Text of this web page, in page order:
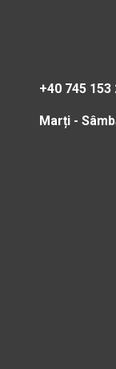
+40 745 153
Marți -